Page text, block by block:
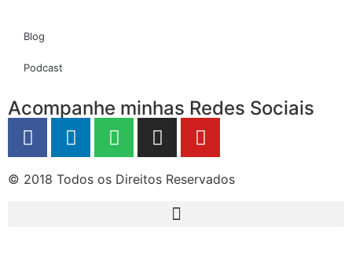
Blog
Podcast
Acompanhe minhas Redes Sociais
© 2018 Todos os Direitos Reservados